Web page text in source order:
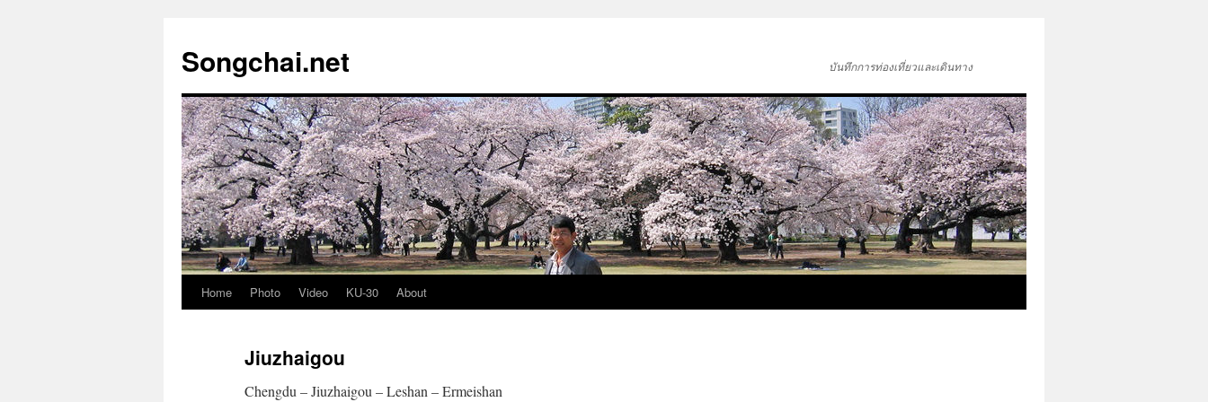
Songchai.net บันทึกการท่องเที่ยวและเดินทาง
Home Photo Video KU-30 About
Jiuzhaigou
Chengdu – Jiuzhaigou – Leshan – Ermeishan